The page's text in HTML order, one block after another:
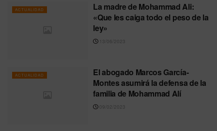
ACTUALIDAD
La madre de Mohammad Ali:
«Que les caiga todo el peso de la
ley»
13/06/2023
ACTUALIDAD
El abogado Marcos García-
Montes asumirá la defensa de la
familia de Mohammad Alí
09/02/2023